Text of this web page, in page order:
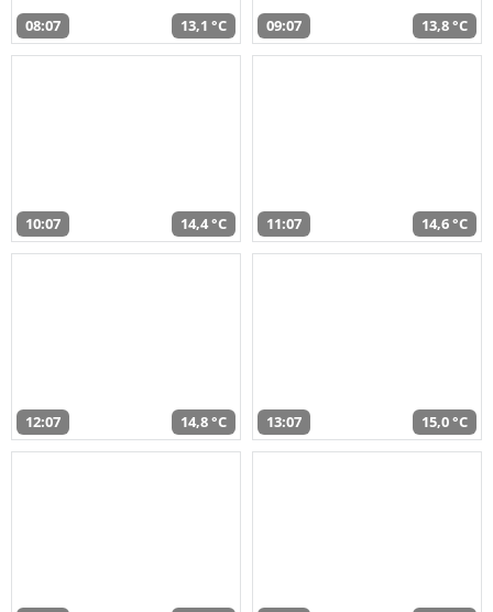
08:07 13,1 °C 09:07 13,8 °C
10:07 14,4 °C 11:07 14,6 °C
12:07 14,8 °C 13:07 15,0 °C